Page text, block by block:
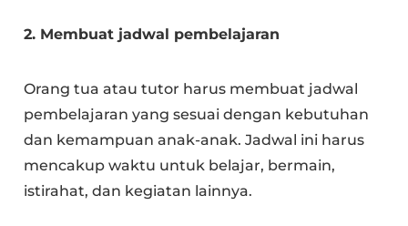
2. Membuat jadwal pembelajaran
Orang tua atau tutor harus membuat jadwal
pembelajaran yang sesuai dengan kebutuhan
dan kemampuan anak-anak. Jadwal ini harus
mencakup waktu untuk belajar, bermain,
istirahat, dan kegiatan lainnya.